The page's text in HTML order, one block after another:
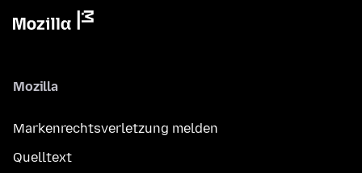
Mozilla
Markenrechtsverletzung melden
Quelltext